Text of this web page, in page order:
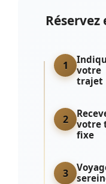
Réservez
1
votre
trajet
2
votre
fixe
3